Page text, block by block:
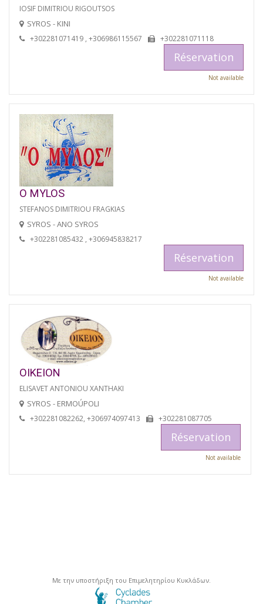
IOSIF DIMITRIOU RIGOUTSOS
SYROS - KINI
+302281071419 , +306986115567 +302281071118
Réservation
Not available
O MYLOS
STEFANOS DIMITRIOU FRAGKIAS
SYROS - ANO SYROS
+302281085432 , +306945838217
Réservation
Not available
OIKEION
ELISAVET ANTONIOU XANTHAKI
SYROS - ERMOÚPOLI
+302281082262, +306974097413 +302281087705
Réservation
Not available
Με την υποστήριξη του Επιμελητηρίου Κυκλάδων.